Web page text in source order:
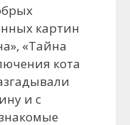
картин
«Тайна
кота
и с